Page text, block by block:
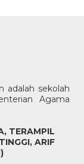
sekolah
Agama
TERAMPIL
ARIF